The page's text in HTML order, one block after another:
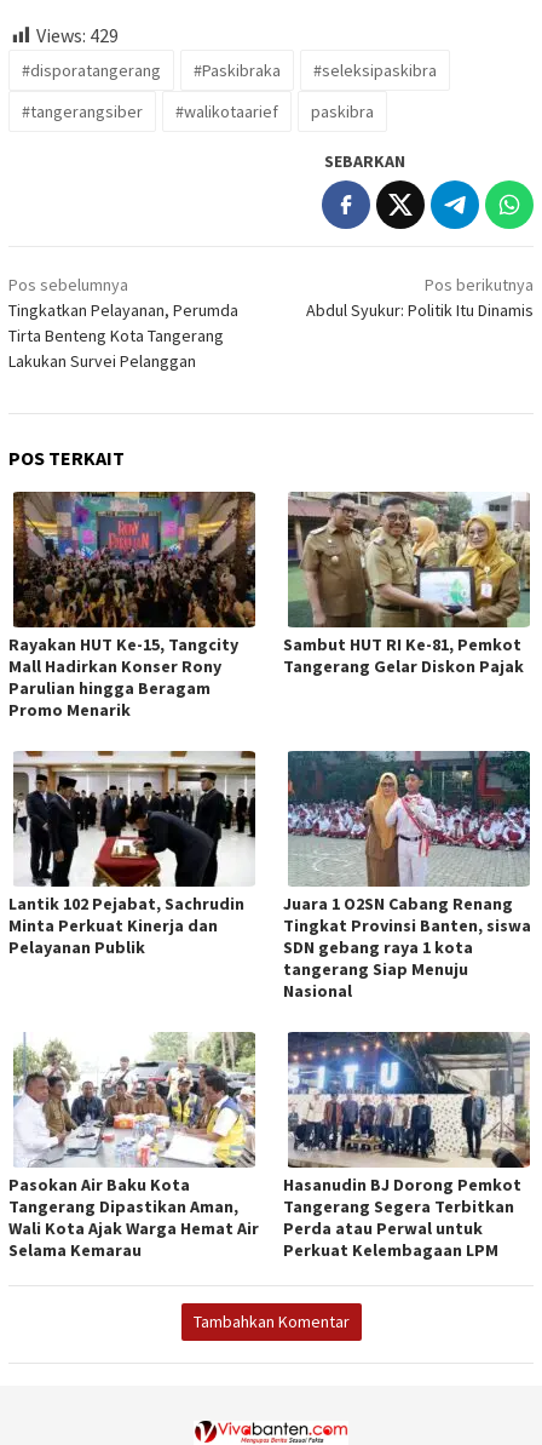
Views: 429
#disporatangerang #Paskibraka
#seleksipaskibra
#tangerangsiber
#walikotaarief paskibra
SEBARKAN
Navigasi
pos
Pos sebelumnya
Tingkatkan Pelayanan, Perumda
Tirta Benteng Kota Tangerang
Lakukan Survei Pelanggan
Pos berikutnya
Abdul Syukur: Politik Itu Dinamis
POS TERKAIT
Rayakan HUT Ke-15, Tangcity
Mall Hadirkan Konser Rony
Parulian hingga Beragam
Promo Menarik
Sambut HUT RI Ke-81, Pemkot
Tangerang Gelar Diskon Pajak
Lantik 102 Pejabat, Sachrudin
Minta Perkuat Kinerja dan
Pelayanan Publik
Juara 1 O2SN Cabang Renang
Tingkat Provinsi Banten, siswa
SDN gebang raya 1 kota
tangerang Siap Menuju
Nasional
Pasokan Air Baku Kota
Tangerang Dipastikan Aman,
Wali Kota Ajak Warga Hemat Air
Selama Kemarau
Hasanudin BJ Dorong Pemkot
Tangerang Segera Terbitkan
Perda atau Perwal untuk
Perkuat Kelembagaan LPM
Tambahkan Komentar